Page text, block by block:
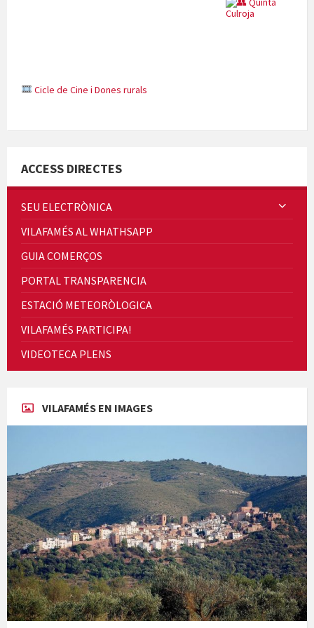
Cicle de Cine i Dones rurals
Concerts al Museu
Presentació del llibre &quot;La mare&quot;, d'Emma Zafon
Paella monumental i TARDEO. Amics de la vaca
ACCESS DIRECTES
SEU ELECTRÒNICA
VILAFAMÉS AL WHATHSAPP
GUIA COMERÇOS
PORTAL TRANSPARENCIA
ESTACIÓ METEORÒLOGICA
VILAFAMÉS PARTICIPA!
VIDEOTECA PLENS
VILAFAMÉS EN IMAGES